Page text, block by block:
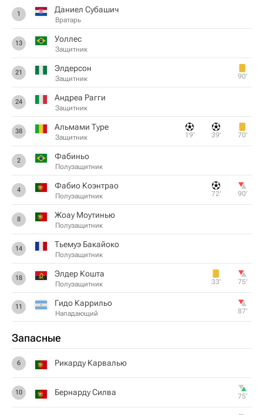
1 Даниел Субашич
Вратарь
13 Уоллес
Защитник
21 Элдерсон
Защитник 90‎’‎
24 Андреа Рагги
Защитник
38 Альмами Туре
Защитник 19‎’‎ 39‎’‎ 70‎’‎
2 Фабиньо
Полузащитник
4 Фабио Коэнтрао
Полузащитник 72‎’‎ 90‎’‎
8 Жоау Моутинью
Полузащитник
14 Тьемуэ Бакайоко
Полузащитник
18 Элдер Кошта
Полузащитник 33‎’‎ 75‎’‎
11 Гидо Каррильо
Нападающий 87‎’‎
Запасные
6 Рикарду Карвалью
10 Бернарду Силва 75‎’‎